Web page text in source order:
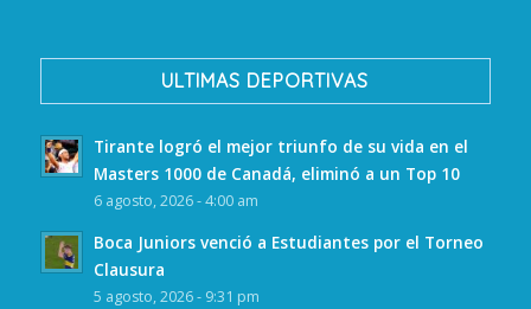
ULTIMAS DEPORTIVAS
Tirante logró el mejor triunfo de su vida en el
Masters 1000 de Canadá, eliminó a un Top 10
6 agosto, 2026 - 4:00 am
Boca Juniors venció a Estudiantes por el Torneo
Clausura
5 agosto, 2026 - 9:31 pm